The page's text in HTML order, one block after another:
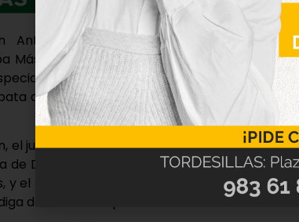
Antonio Abad’, del bar Plaza Mayor,
Más Original con un éclair de lechazo
del Cliente ha sido para el Restaurante
de pollo’, un bombón colombino de pollo y
el jurado ha concedido dos accésit, uno de
de Dioses’, un guiso de buey y boletus
el otro a la cafetería El Corral de la Muda por
de carne con puré de castañas.